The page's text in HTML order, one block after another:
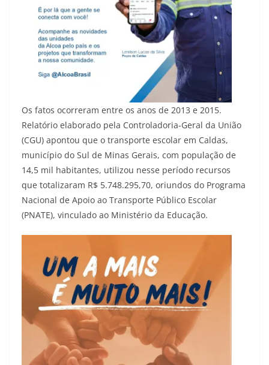
Os fatos ocorreram entre os anos de 2013 e 2015.
Relatório elaborado pela Controladoria-Geral da União
(CGU) apontou que o transporte escolar em Caldas,
município do Sul de Minas Gerais, com população de
14,5 mil habitantes, utilizou nesse período recursos
que totalizaram R$ 5.748.295,70, oriundos do Programa
Nacional de Apoio ao Transporte Público Escolar
(PNATE), vinculado ao Ministério da Educação.